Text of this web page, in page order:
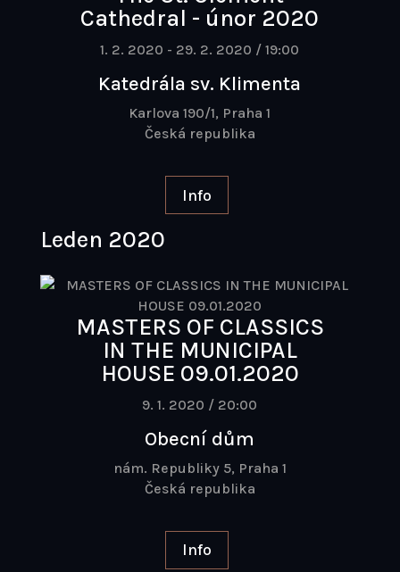
Cathedral - únor 2020
1. 2. 2020 - 29. 2. 2020 / 19:00
Katedrála sv. Klimenta
Karlova 190/1, Praha 1
Česká republika
Info
Leden 2020
MASTERS OF CLASSICS
IN THE MUNICIPAL
HOUSE 09.01.2020
9. 1. 2020 / 20:00
Obecní dům
nám. Republiky 5, Praha 1
Česká republika
Info